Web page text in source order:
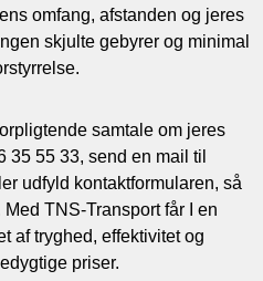
omfang, afstanden og jeres
skjulte gebyrer og minimal
samtale om jeres
35 55 33, send en mail til
udfyld kontaktformularen, så
TNS-Transport får I en
af tryghed, effektivitet og
priser.